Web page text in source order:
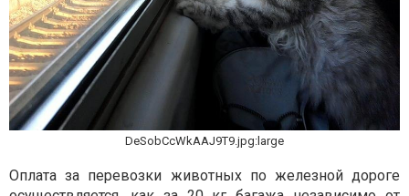
DeSobCcWkAAJ9T9.jpg:large
Оплата за перевозки животных по железной дороге